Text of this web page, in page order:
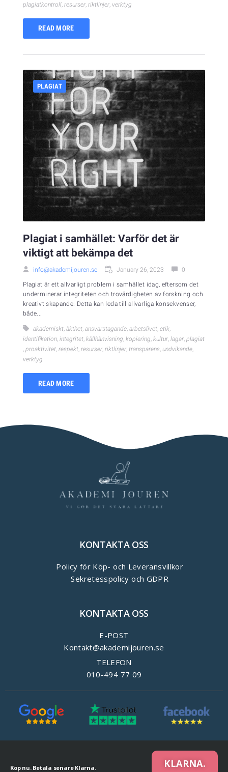
plagiatkontroll resurser riktlinjer verktyg
READ MORE
PLAGIAT
Plagiat i samhället: Varför det är
viktigt att bekämpa det
info@akademijouren.se January 26, 2023 0
Plagiat är ett allvarligt problem i samhället idag, eftersom det
underminerar integriteten och trovärdigheten av forskning och
kreativt skapande. Detta kan leda till allvarliga konsekvenser,
både...
akademiskt, äkthet, ansvarstagande, arbetslivet, etik,
identifikation, integritet, källhänvisning, kopiering, kultur, lagar, plagiat
, proaktivitet, respekt, resurser, riktlinjer, transparens, undvikande,
verktyg
READ MORE
KONTAKTA OSS
Policy för Köp- och Leveransvillkor
Sekretesspolicy och GDPR
KONTAKTA OSS
E-POST
Kontakt@akademijouren.se
TELEFON
010-494 77 09
Kop nu. Betala senare Klarna. KLARNA.